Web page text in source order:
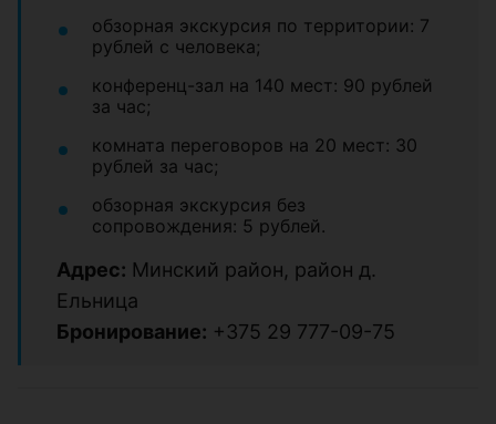
обзорная экскурсия по территории: 7
рублей с человека;
конференц-зал на 140 мест: 90 рублей
за час;
комната переговоров на 20 мест: 30
рублей за час;
обзорная экскурсия без
сопровождения: 5 рублей.
Адрес: Минский район, район д.
Ельница
Бронирование: +375 29 777-09-75